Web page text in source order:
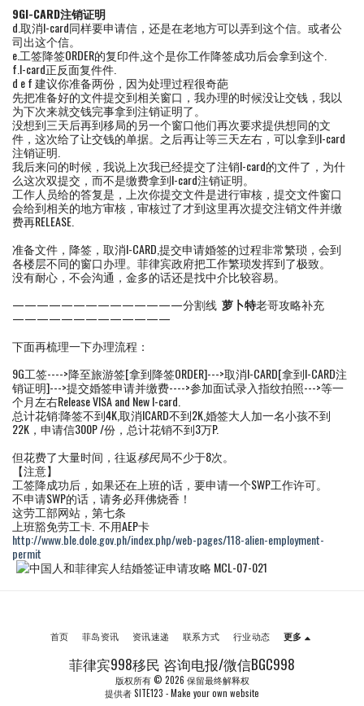
9GI-CARD注销证明
d.取消I-card同样要申请信，还是在老地方可以弄到这个信。或者公
司出这个信。
e.工签降签ORDER的复印件,这个是你工作降签成功后会拿到这个.
f.I-card正反面复件件.
d e f 建议你准备两份，因为处理过程很奇葩
先把准备好的文件提交到相关窗口，我办理的时候没让交钱，我以
为下次来就交钱完事拿到注销证明了。
没想到三天后再到移局的另一个窗口他们再次要求提供想同的文
件，这次给了让交钱的单据。之后再让等三天左右，可以拿到I-card
注销证明.
我后来问的时候，我说上次我已经提交了注销I-card的文件了，为什
么这次双提交，而不是缴费拿到I-card注销证明。
工作人员给的答复是，上次你提交文件是进行审核，提交文件窗口
会给到相关的地方审核，审核过了才到这里再次提交注销文件并缴
费再RELEASE.
准备文件，降签，取消I-CARD,提交申请婚签的过程非常繁琐，会到
各楼层不同的窗口办理。菲律宾政府把工作繁琐发挥到了极致。
没有耐心，不会沟通，金多的话还是找中介比较容易。
——————————————分割线 萝卜特老哥攻略补充
—————————————
下面再梳理一下办理流程：
9G工签---->降至旅游签[拿到降签ORDER]--->取消I-CARD[拿到I-CARD注
销证明]--->提交婚签申请并缴费---->参加面试录入指纹拍照--->等一
个月左右Release VISA and New I-card.
总计花销:降签不到4K,取消ICARD不到2K,婚签大人加一名小孩不到
22K，申请信300P /份，总计花销不到3万P.
但花费了大量时间，往返移民局不少于8次。
【注意】
工签降成功后，如果还在上班的话，要申请一个SWP工作许可。
不申请SWP的话，请务必拜佛烧香！
这劳工部网站，第七条
上班豁免劳工卡. 不用AEP卡
http://www.ble.dole.gov.ph/index.php/web-pages/118-alien-employment-
permit
菲律宾998移民 咨询电报/微信BGC998
版权所有 © 2026 保留最终解释权
提供者SITE123 -Make your own website
首页 菲岛资讯 资讯速递 联系方式 行业动态 更多